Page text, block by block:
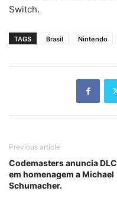
Switch.
TAGS Brasil Nintendo
Previous article
Codemasters anuncia DLC
em homenagem a Michael
Schumacher.